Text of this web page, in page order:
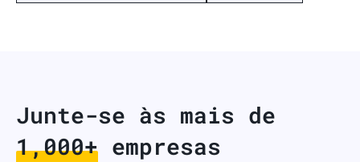
Junte-se às mais de
1,000+ empresas